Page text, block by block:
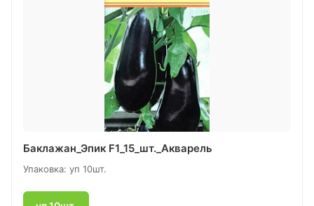
Баклажан_Эпик F1_15_шт._Акварель
Упаковка: уп 10шт.